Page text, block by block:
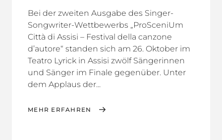
Bei der zweiten Ausgabe des Singer-
Songwriter-Wettbewerbs „ProSceniUm
Città di Assisi – Festival della canzone
d’autore“ standen sich am 26. Oktober im
Teatro Lyrick in Assisi zwölf Sängerinnen
und Sänger im Finale gegenüber. Unter
dem Applaus der...
MEHR ERFAHREN